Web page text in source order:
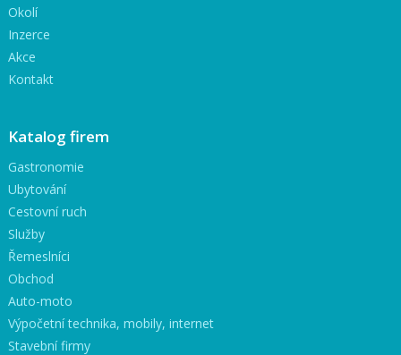
Okolí
Inzerce
Akce
Kontakt
Katalog firem
Gastronomie
Ubytování
Cestovní ruch
Služby
Řemeslníci
Obchod
Auto-moto
Výpočetní technika, mobily, internet
Stavební firmy